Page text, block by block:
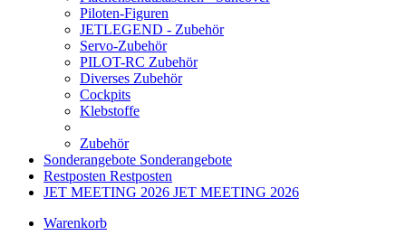
Piloten-Figuren
JETLEGEND - Zubehör
Servo-Zubehör
PILOT-RC Zubehör
Diverses Zubehör
Cockpits
Klebstoffe
Zubehör
Sonderangebote Sonderangebote
Restposten Restposten
JET MEETING 2026 JET MEETING 2026
Warenkorb